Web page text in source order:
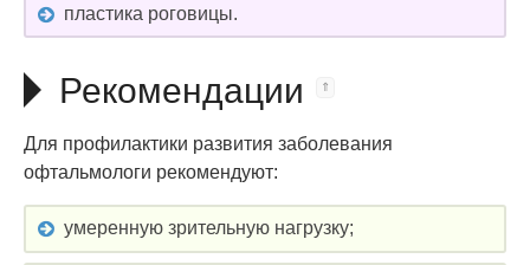
пластика роговицы.
Рекомендации
Для профилактики развития заболевания
офтальмологи рекомендуют:
умеренную зрительную нагрузку;